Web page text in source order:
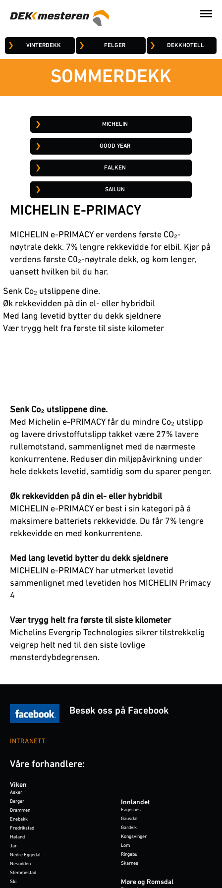
VINTERDEKK FELGER DEKKHOTELL
SOMMERDEKK
MICHELIN
GOOD YEAR
FALKEN
SAILUN
MICHELIN E-PRIMACY
MICHELIN e-PRIMACY er verdens første CO₂-
nøytrale dekk. 7% lengre rekkevidde for elbil. Kjør på
verdens første C0₂-nøytrale dekk, og kom lenger,
uansett hvilken bil du har.
Senk Co₂ utslippene dine.
Øk rekkevidden på din el- eller hybridbil
Med lang levetid bytter du dekk sjeldnere
Vær trygg helt fra første til siste kilometer
Senk Co₂ utslippene dine.
Med Michelin e-PRIMACY får du mindre Co₂ utslipp
og lavere drivstoffutslipp takket være 27% lavere
rullemotstand, sammenlignet med de nærmeste
konkurrentene. Reduser din miljøpåvirkning under
hele dekkets levetid, samtidig som du sparer penger.
Øk rekkevidden på din el- eller hybridbil
MICHELIN e-PRIMACY er best i sin kategori på å
maksimere batteriets rekkevidde. Du får 7% lengre
rekkevidde en med konkurrentene.
Med lang levetid bytter du dekk sjeldnere
MICHELIN e-PRIMACY har utmerket levetid
sammenlignet med levetiden hos MICHELIN Primacy
4
Vær trygg helt fra første til siste kilometer
Michelins Evergrip Technologies sikrer tilstrekkelig
veigrep helt ned til den siste lovlige
mønsterdybdegrensen.
INTRANETT
Besøk oss på Facebook
Våre forhandlere:
Viken
Asker
Berger
Drammen
Enebakk
Fredrikstad
Høland
Jar
Nedre Eggedal
Nesodden
Slemmestad
Ski
Innlandet
Fagernes
Gausdal
Gardvik
Kongsvinger
Lom
Ringebu
Skarnes
Møre og Romsdal